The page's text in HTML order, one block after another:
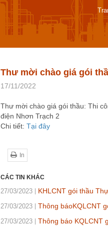
Thư mời chào giá gói
17/11/2022
Thư mời chào giá gói thầu: Thi
điện Nhơn Trạch 2
Chi tiết: Tại đây
In
CÁC TIN KHÁC
27/03/2023 KHLCNT gói thầu
27/03/2023 Thông báoKQLCNT
27/03/2023 Thông báo KQLCNT